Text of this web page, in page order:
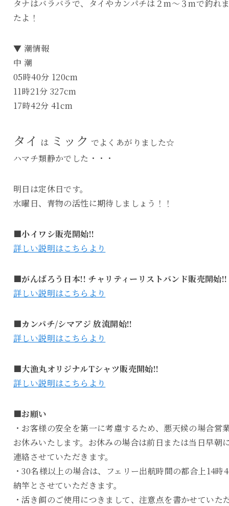
タナはバラバラで、タイやカンパチは２m～３mで釣れ
たよ！
▼ 潮情報
中 潮
05時40分 120cm
11時21分 327cm
17時42分 41cm
タイ は ミック でよくあがりました☆
ハマチ類静かでした・・・
明日は定休日です。
水曜日、青物の活性に期待しましょう！！
■小イワシ販売開始!!
詳しい説明はこちらより
■がんばろう日本!! チャリティーリストバンド販売開始!!
詳しい説明はこちらより
■カンパチ/シマアジ 放流開始!!
詳しい説明はこちらより
■大漁丸オリジナルTシャツ販売開始!!
詳しい説明はこちらより
■お願い
・お客様の安全を第一に考慮するため、悪天候の場合営
お休みいたします。お休みの場合は前日または当日早朝
連絡させていただきます。
・30名様以上の場合は、フェリー出航時間の都合上14時
納竿とさせていただきます。
・活き餌のご使用につきまして、注意点を書かせていた